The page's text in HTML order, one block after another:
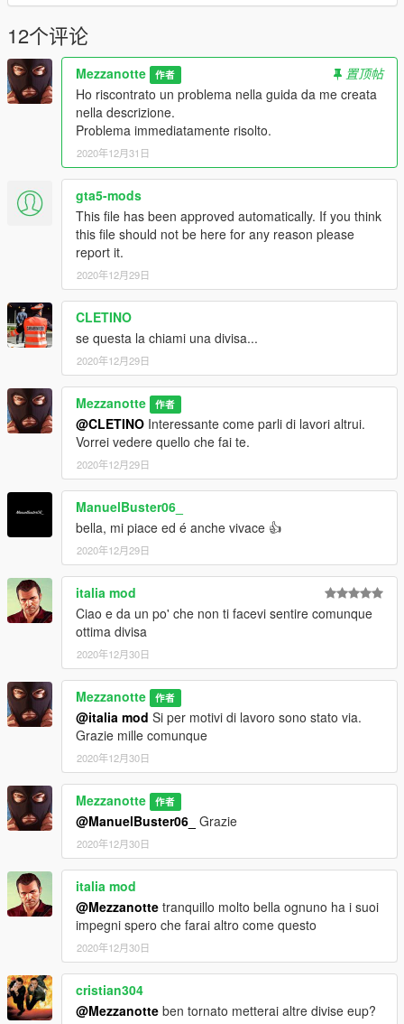
12个评论
Mezzanotte 作者
置顶帖
Ho riscontrato un problema nella guida da me creata
nella descrizione.
Problema immediatamente risolto.
2020年12月31日
gta5-mods
This file has been approved automatically. If you think
this file should not be here for any reason please
report it.
2020年12月29日
CLETINO
se questa la chiami una divisa...
2020年12月29日
Mezzanotte 作者
@CLETINO Interessante come parli di lavori altrui.
Vorrei vedere quello che fai te.
2020年12月29日
ManuelBuster06_
bella, mi piace ed é anche vivace 👍
2020年12月29日
italia mod
Ciao e da un po' che non ti facevi sentire comunque
ottima divisa
2020年12月30日
Mezzanotte 作者
@italia mod Si per motivi di lavoro sono stato via.
Grazie mille comunque
2020年12月30日
Mezzanotte 作者
@ManuelBuster06_ Grazie
2020年12月30日
italia mod
@Mezzanotte tranquillo molto bella ognuno ha i suoi
impegni spero che farai altro come questo
2020年12月30日
cristian304
@Mezzanotte ben tornato metterai altre divise eup?